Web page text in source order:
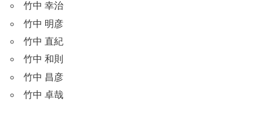
竹中 幸治
竹中 明彦
竹中 直紀
竹中 和則
竹中 昌彦
竹中 卓哉